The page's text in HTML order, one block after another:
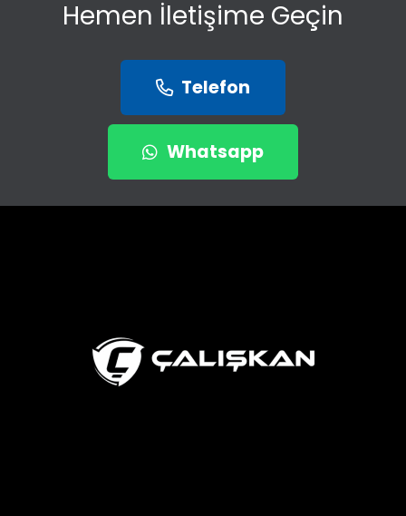
Hemen İletişime Geçin
Telefon
Whatsapp